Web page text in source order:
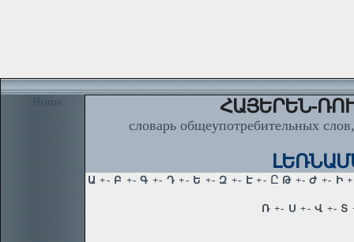
Home ՀԱՅԵՐԵՆ-
словарь общеупотребительных